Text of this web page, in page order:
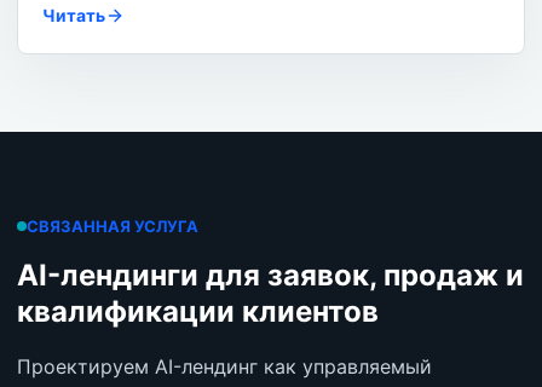
Читать
СВЯЗАННАЯ УСЛУГА
AI-лендинги для заявок, продаж и
квалификации клиентов
Проектируем AI-лендинг как управляемый